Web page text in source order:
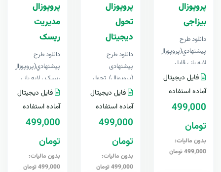
پروپوزال
بیزاجی
دانلود طرح
پيشنهادي(پروپوزال) بیزاجی،
لایه باز ، قابل
آپدیت رایگانبرای
فایل دیجیتال
آماده استفاده
499,000
تومان
بدون مالیات:
499,000 تومان
پروپوزال
تحول
دیجیتال
دانلود طرح
پیشنهادی
(پروپوزال) تحول
دیجیتال، لایه باز،
قابل ویرایش در
رایگانب..
فایل دیجیتال
آماده استفاده
499,000
تومان
بدون مالیات:
499,000 تومان
پروپوزال
مدیریت
ریسک
دانلود طرح
پيشنهادي(پروپوزال)
ریسک ، لایه باز ،
قابل ویرایش در
Word+ آپدیت
فایل دیجیتال
آماده استفاده
499,000
تومان
بدون مالیات:
499,000 تومان